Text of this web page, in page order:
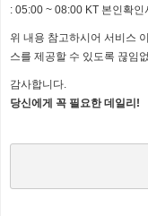
: 05:00 ~ 08:00 KT 본인확인
위 내용 참고하시어 서비스
스를 제공할 수 있도록 끊임
감사합니다.
당신에게 꼭 필요한 데일리!